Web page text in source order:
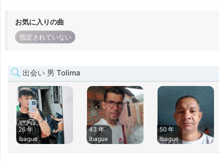
お気に入りの曲
指定されていない
出会い 男 Tolima
26 年
Ibague
43 年
Ibague
50 年
Ibague